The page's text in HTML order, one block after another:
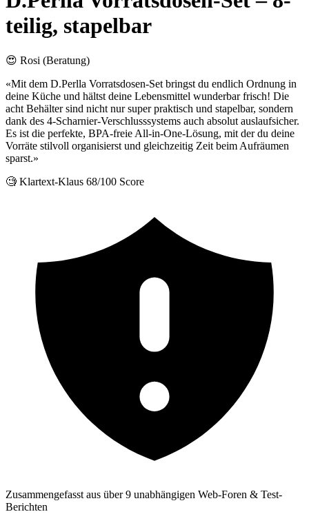
teilig, stapelbar
😍 Rosi (Beratung)
«Mit dem D.Perlla Vorratsdosen-Set bringst du endlich Ordnung in
deine Küche und hältst deine Lebensmittel wunderbar frisch! Die
acht Behälter sind nicht nur super praktisch und stapelbar, sondern
dank des 4-Scharnier-Verschlusssystems auch absolut auslaufsicher.
Es ist die perfekte, BPA-freie All-in-One-Lösung, mit der du deine
Vorräte stilvoll organisierst und gleichzeitig Zeit beim Aufräumen
sparst.»
🧐 Klartext-Klaus 68/100 Score
Zusammengefasst aus über 9 unabhängigen Web-Foren & Test-
Berichten